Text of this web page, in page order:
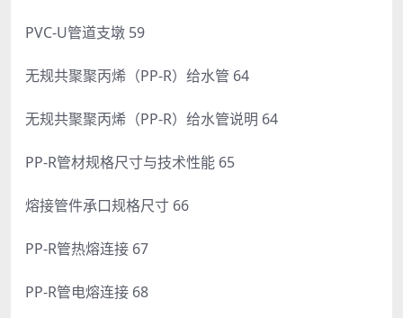
PVC-U管道支墩 59
无规共聚聚丙烯（PP-R）给水管 64
无规共聚聚丙烯（PP-R）给水管说明 64
PP-R管材规格尺寸与技术性能 65
熔接管件承口规格尺寸 66
PP-R管热熔连接 67
PP-R管电熔连接 68